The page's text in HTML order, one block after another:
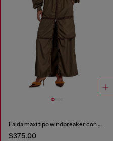
Falda maxi tipo windbreaker con cremallera frontal
$375.00